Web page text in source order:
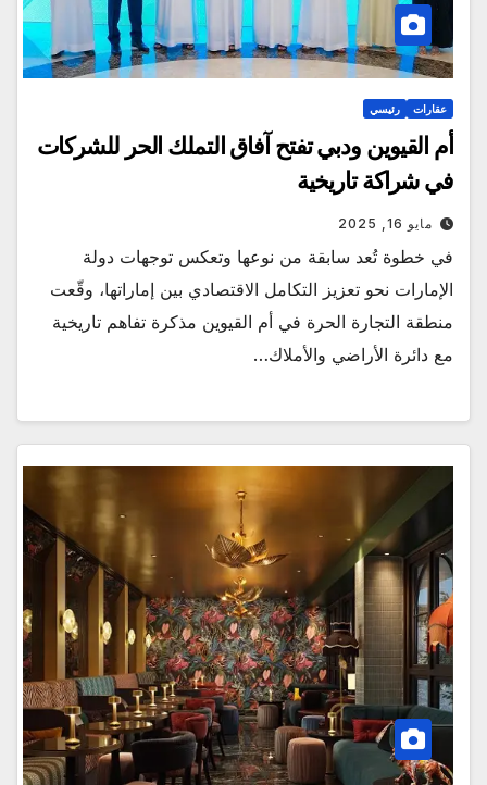
عقارات رئيسي
أم القيوين ودبي تفتح آفاق التملك الحر للشركات
في شراكة تاريخية
مايو 16, 2025
في خطوة تُعد سابقة من نوعها وتعكس توجهات دولة
الإمارات نحو تعزيز التكامل الاقتصادي بين إماراتها، وقّعت
منطقة التجارة الحرة في أم القيوين مذكرة تفاهم تاريخية
مع دائرة الأراضي والأملاك…